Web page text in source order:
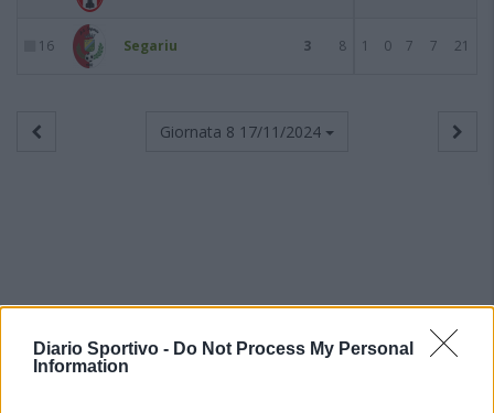
Diario Sportivo - Do Not Process My Personal
Information
16 Segariu 3 8 1 0 7 7 21
Giornata 8 17/11/2024